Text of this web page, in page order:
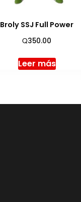
Broly SSJ Full Power
Q350.00
Leer más